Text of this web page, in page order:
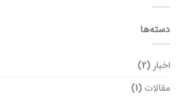
دسته‌ها
اخبار (2)
مقالات (1)